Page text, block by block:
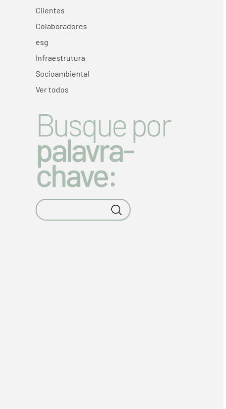
Clientes
Colaboradores
esg
Infraestrutura
Socioambiental
Ver todos
Busque por
palavra-
chave: